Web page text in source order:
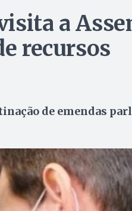
a
recursos
de emendas